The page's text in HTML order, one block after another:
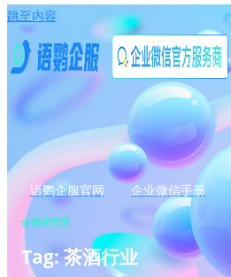
跳至内容
语鹦企服官网 企业微信手册
企微研究院
Tag: 茶酒行业